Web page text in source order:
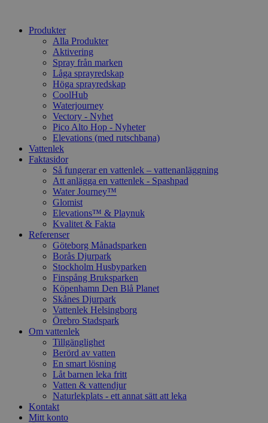
Produkter
Alla Produkter
Aktivering
Spray från marken
Låga sprayredskap
Höga sprayredskap
CoolHub
Waterjourney
Vectory - Nyhet
Pico Alto Hop - Nyheter
Elevations (med rutschbana)
Vattenlek
Faktasidor
Så fungerar en vattenlek – vattenanläggning
Att anlägga en vattenlek - Spashpad
Water Journey™
Glomist
Elevations™ & Playnuk
Kvalitet & Fakta
Referenser
Göteborg Månadsparken
Borås Djurpark
Stockholm Husbyparken
Finspång Bruksparken
Köpenhamn Den Blå Planet
Skånes Djurpark
Vattenlek Helsingborg
Örebro Stadspark
Om vattenlek
Tillgänglighet
Berörd av vatten
En smart lösning
Låt barnen leka fritt
Vatten & vattendjur
Naturlekplats - ett annat sätt att leka
Kontakt
Mitt konto